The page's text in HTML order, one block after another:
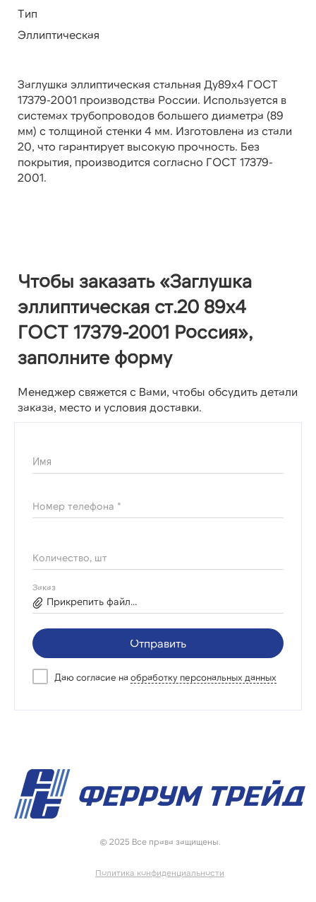
Тип
Эллиптическая
Заглушка эллиптическая стальная Ду89х4 ГОСТ
17379-2001 производства России. Используется в
системах трубопроводов большего диаметра (89
мм) с толщиной стенки 4 мм. Изготовлена из стали
20, что гарантирует высокую прочность. Без
покрытия, производится согласно ГОСТ 17379-
2001.
Чтобы заказать «Заглушка
эллиптическая ст.20 89х4
ГОСТ 17379-2001 Россия»,
заполните форму
Менеджер свяжется с Вами, чтобы обсудить детали
заказа, место и условия доставки.
Имя
Номер телефона *
Количество, шт
Заказ
Прикрепить файл...
Отправить
Даю согласие на обработку персональных данных
© 2025 Все права защищены.
Политика конфиденциальности